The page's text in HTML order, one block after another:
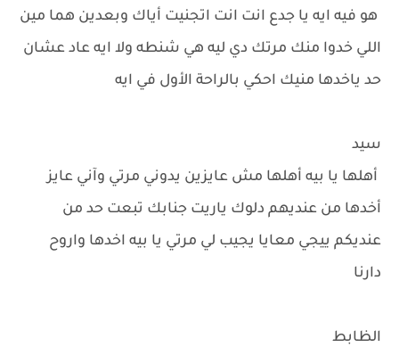
هو فيه ايه يا جدع انت انت اتجنيت أياك وبعدين هما مين
اللي خدوا منك مرتك دي ليه هي شنطه ولا ايه عاد عشان
حد ياخدها منيك احكي بالراحة الأول في ايه
سيد
أهلها يا بيه أهلها مش عايزين يدوني مرتي وآني عايز
أخدها من عنديهم دلوك ياريت جنابك تبعت حد من
عنديكم ييجي معايا يجيب لي مرتي يا بيه اخدها واروح
دارنا
الظابط